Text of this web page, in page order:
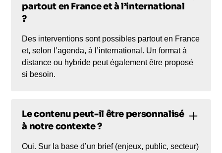
partout en France et à l’international
?
Des interventions sont possibles partout en France
et, selon l’agenda, à l’international. Un format à
distance ou hybride peut également être proposé
si besoin.
Le contenu peut-il être personnalisé
à notre contexte ?
Oui. Sur la base d’un brief (enjeux, public, secteur)